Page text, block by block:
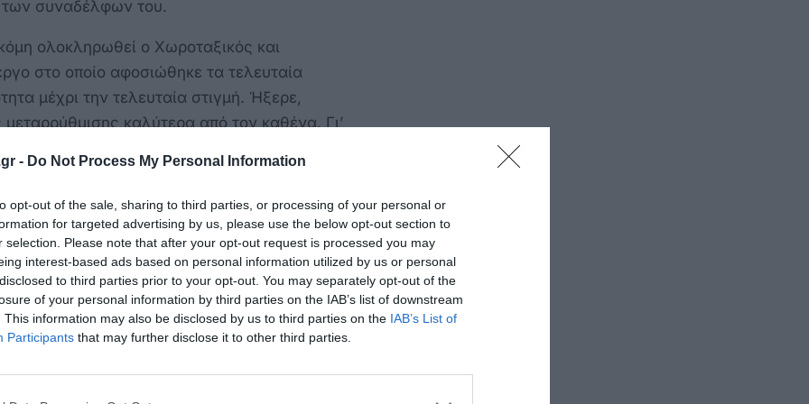
- Do Not Process My Personal Information
opt-out of the sale, sharing to third parties, or processing of your personal or
for targeted advertising by us, please use the below opt-out section to
selection. Please note that after your opt-out request is processed you may
interest-based ads based on personal information utilized by us or personal
to third parties prior to your opt-out. You may separately opt-out of the
of your personal information by third parties on the IAB’s list of downstream
This information may also be disclosed by us to third parties on the IAB’s List of
Participants that may further disclose it to other third parties.
των συναδέλφων του.
ολοκληρωθεί ο Χωροταξικός και
στο οποίο αφοσιώθηκε τα τελευταία
μέχρι την τελευταία στιγμή. Ήξερε,
καλύτερα από τον καθένα. Γι’
και την πιο σημαντική παρακαταθήκη του
που υπηρέτησε πιστά επί δεκαετίες, η
Ενώ το αγαπημένο του Χιλιομόδι και η
άνθρωπο. Μία συνετή φωνή που
επιμονή και υπερηφάνεια.
συναγωνιστή και ειλικρινή
και το καθαρό βλέμμα του Νίκου που
τους συνεργάτες και τους πολλούς φίλους